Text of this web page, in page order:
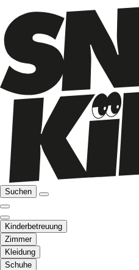
Suchen
Kinderbetreuung
Zimmer
Kleidung
Schuhe